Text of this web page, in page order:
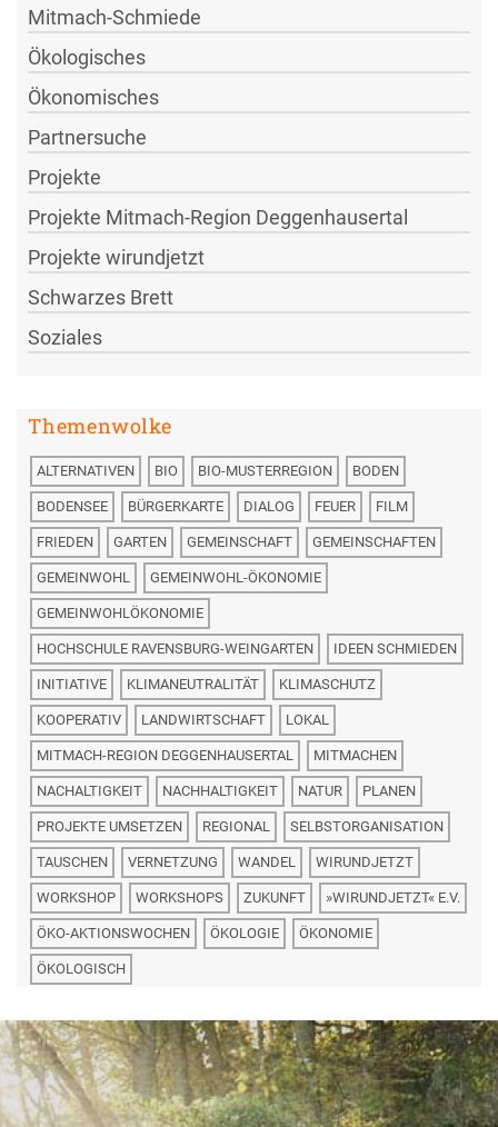
Mitmach-Schmiede
Ökologisches
Ökonomisches
Partnersuche
Projekte
Projekte Mitmach-Region Deggenhausertal
Projekte wirundjetzt
Schwarzes Brett
Soziales
Themenwolke
ALTERNATIVEN BIO BIO-MUSTERREGION BODEN
BODENSEE BÜRGERKARTE DIALOG FEUER FILM
FRIEDEN GARTEN GEMEINSCHAFT GEMEINSCHAFTEN
GEMEINWOHL GEMEINWOHL-ÖKONOMIE
GEMEINWOHLÖKONOMIE
HOCHSCHULE RAVENSBURG-WEINGARTEN IDEEN SCHMIEDEN
INITIATIVE KLIMANEUTRALITÄT KLIMASCHUTZ
KOOPERATIV LANDWIRTSCHAFT LOKAL
MITMACH-REGION DEGGENHAUSERTAL MITMACHEN
NACHALTIGKEIT NACHHALTIGKEIT NATUR PLANEN
PROJEKTE UMSETZEN REGIONAL SELBSTORGANISATION
TAUSCHEN VERNETZUNG WANDEL WIRUNDJETZT
WORKSHOP WORKSHOPS ZUKUNFT »WIRUNDJETZT« E.V.
ÖKO-AKTIONSWOCHEN ÖKOLOGIE ÖKONOMIE
ÖKOLOGISCH